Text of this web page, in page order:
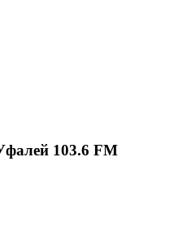
103.6 FM